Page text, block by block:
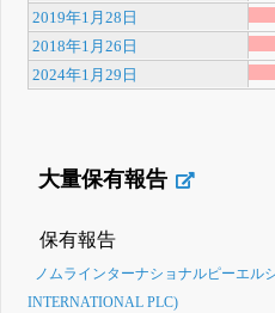
2019年1月28日
2018年1月26日
2024年1月29日
大量保有報告
保有報告
ノムラインターナショナルピーエル
INTERNATIONAL PLC)